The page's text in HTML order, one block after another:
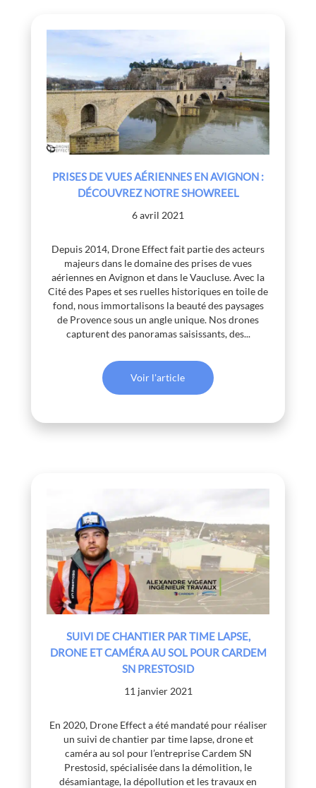
PRISES DE VUES AÉRIENNES EN AVIGNON :
DÉCOUVREZ NOTRE SHOWREEL
6 avril 2021
Depuis 2014, Drone Effect fait partie des acteurs
majeurs dans le domaine des prises de vues
aériennes en Avignon et dans le Vaucluse. Avec la
Cité des Papes et ses ruelles historiques en toile de
fond, nous immortalisons la beauté des paysages
de Provence sous un angle unique. Nos drones
capturent des panoramas saisissants, des...
Voir l'article
SUIVI DE CHANTIER PAR TIME LAPSE,
DRONE ET CAMÉRA AU SOL POUR CARDEM
SN PRESTOSID
11 janvier 2021
En 2020, Drone Effect a été mandaté pour réaliser
un suivi de chantier par time lapse, drone et
caméra au sol pour l’entreprise Cardem SN
Prestosid, spécialisée dans la démolition, le
désamiantage, la dépollution et les travaux en